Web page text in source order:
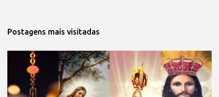
Postagens mais visitadas